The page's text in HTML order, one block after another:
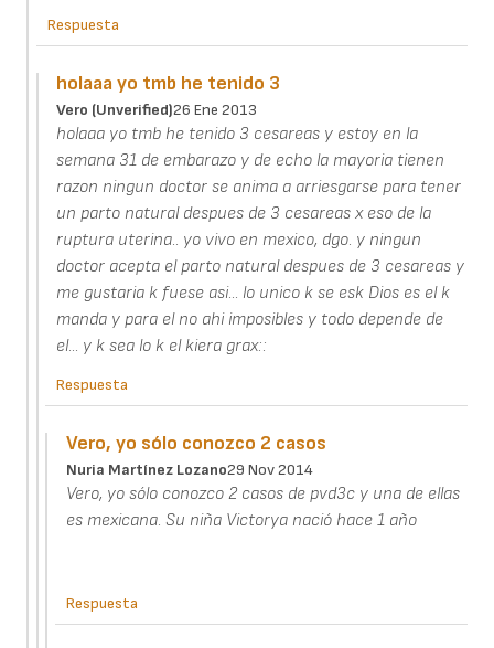
Respuesta
holaaa yo tmb he tenido 3
Vero (unverified)26 Ene 2013
holaaa yo tmb he tenido 3 cesareas y estoy en la
semana 31 de embarazo y de echo la mayoria tienen
razon ningun doctor se anima a arriesgarse para tener
un parto natural despues de 3 cesareas x eso de la
ruptura uterina.. yo vivo en mexico, dgo. y ningun
doctor acepta el parto natural despues de 3 cesareas y
me gustaria k fuese asi... lo unico k se esk Dios es el k
manda y para el no ahi imposibles y todo depende de
el... y k sea lo k el kiera grax::
Respuesta
Vero, yo sólo conozco 2 casos
Nuria Martínez Lozano29 Nov 2014
Vero, yo sólo conozco 2 casos de pvd3c y una de ellas
es mexicana. Su niña Victorya nació hace 1 año
Respuesta